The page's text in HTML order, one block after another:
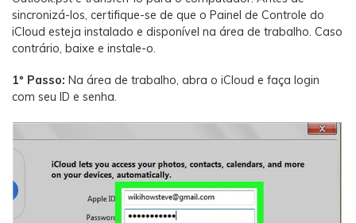
sincronizá-los, certifique-se de que o Painel de Controle do
iCloud esteja instalado e disponível na área de trabalho. Caso
contrário, baixe e instale-o.
1º Passo: Na área de trabalho, abra o iCloud e faça login
com seu ID e senha.